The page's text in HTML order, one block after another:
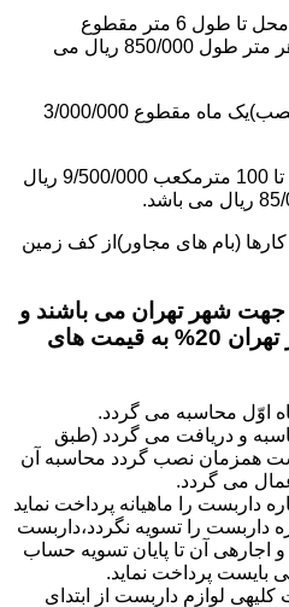
8-اجاره یک ماه طاق نصرت در محل تا طول 6 متر مقطوع
6/000/000 ریال و مازاد بر آن هر متر طول 850/000 ریال می
9-اجاره نصب پلاکارد (با مجوز نصب)یک ماه مقطوع 3/000/000
10-اجاره یک ماه زیربتن سنگین تا 100 مترمکعب 9/500/000 ریال
کارها (بام های مجاور)از کف زمین
شهر تهران می باشند و
تا 20 کیلومتر خارج از شهر تهران 20% به قیمت های
اوّل محاسبه می گردد.
و دریافت می گردد (طبق
همزمان نصب گردد محاسبه آن
می گردد.
را ماهیانه پرداخت نماید
داربست را تسویه نگردد،داربست
اجاره­ی آن تا پایان تسویه حساب
بایست پرداخت نماید.
لوازم داربست از ابتدای